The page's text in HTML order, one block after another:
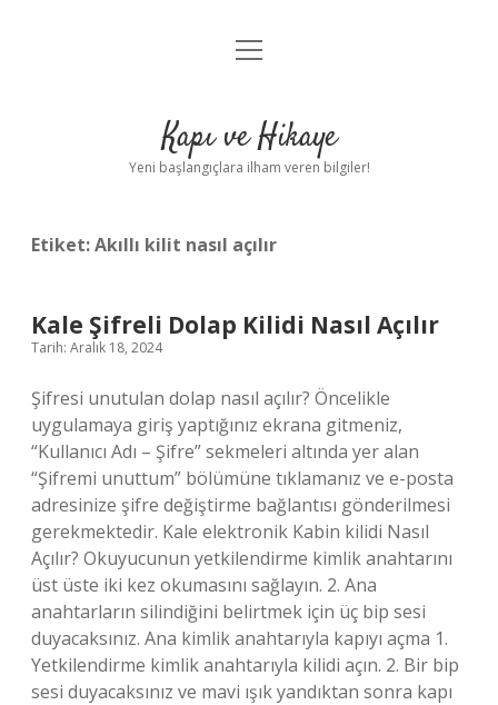
Anasayfa
Yasal Uyarı
menüyü
Kapı ve Hikaye
Yeni başlangıçlara ilham veren bilgiler!
Etiket:Akıllı kilit nasıl açılır
Kale Şifreli Dolap Kilidi Nasıl Açılır
Tarih: Aralık 18, 2024
Şifresi unutulan dolap nasıl açılır? Öncelikle
uygulamaya giriş yaptığınız ekrana gitmeniz,
“Kullanıcı Adı – Şifre” sekmeleri altında yer alan
“Şifremi unuttum” bölümüne tıklamanız ve e-posta
adresinize şifre değiştirme bağlantısı gönderilmesi
gerekmektedir. Kale elektronik Kabin kilidi Nasıl
Açılır? Okuyucunun yetkilendirme kimlik anahtarını
üst üste iki kez okumasını sağlayın. 2. Ana
anahtarların silindiğini belirtmek için üç bip sesi
duyacaksınız. Ana kimlik anahtarıyla kapıyı açma 1.
Yetkilendirme kimlik anahtarıyla kilidi açın. 2. Bir bip
sesi duyacaksınız ve mavi ışık yandıktan sonra kapı